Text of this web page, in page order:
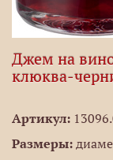
Джем на
клюква-
Артикул:
Размеры: